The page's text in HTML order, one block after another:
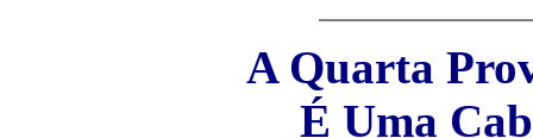
A Quarta
É Uma